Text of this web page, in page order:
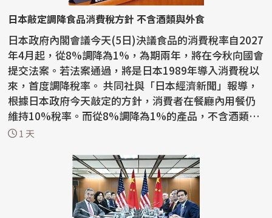
日本敲定調降食品消費稅方針 不含酒類與外食
日本政府內閣會議今天(5日)決議食品的消費稅率自2027
年4月起，從8%調降為1%，為期兩年，將在今秋向國會
提交法案。若法案通過，將是日本1989年導入消費稅以
來，首度調降稅率。 共同社與「日本經濟新聞」報導，
根據日本政府今天敲定的方針，消費者在餐廳內用餐仍
維持10%稅率。而從8%調降為1%的產品，不含酒類與
外食。...
1 天